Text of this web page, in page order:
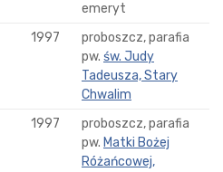
emeryt
1997
proboszcz, parafia
pw. św. Judy
Tadeusza, Stary
Chwalim
1997
proboszcz, parafia
pw. Matki Bożej
Różańcowej,